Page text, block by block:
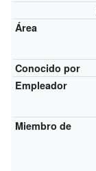
Área
Conocido por
Empleador
Miembro de